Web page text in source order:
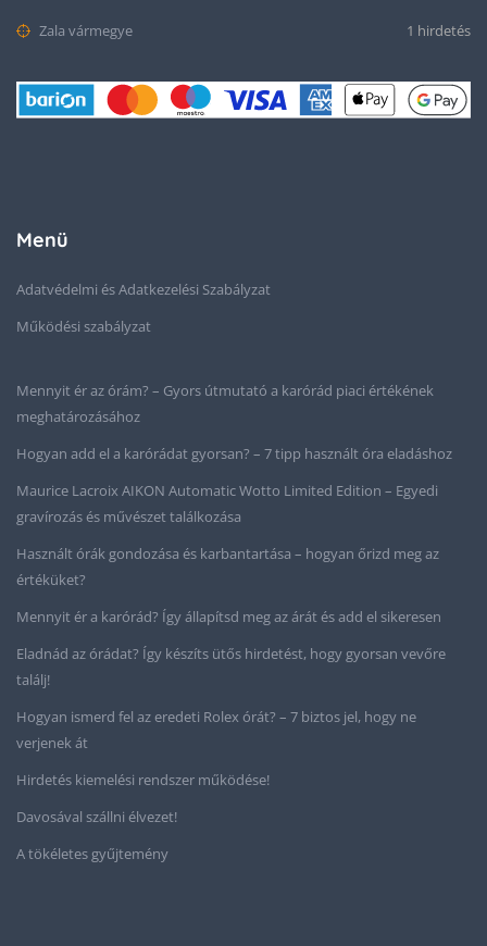
Zala vármegye 1 hirdetés
Menü
Adatvédelmi és Adatkezelési Szabályzat
Működési szabályzat
Mennyit ér az órám? – Gyors útmutató a karórád piaci értékének
meghatározásához
Hogyan add el a karórádat gyorsan? – 7 tipp használt óra eladáshoz
Maurice Lacroix AIKON Automatic Wotto Limited Edition – Egyedi
gravírozás és művészet találkozása
Használt órák gondozása és karbantartása – hogyan őrizd meg az
értéküket?
Mennyit ér a karórád? Így állapítsd meg az árát és add el sikeresen
Eladnád az órádat? Így készíts ütős hirdetést, hogy gyorsan vevőre
találj!
Hogyan ismerd fel az eredeti Rolex órát? – 7 biztos jel, hogy ne
verjenek át
Hirdetés kiemelési rendszer működése!
Davosával szállni élvezet!
A tökéletes gyűjtemény